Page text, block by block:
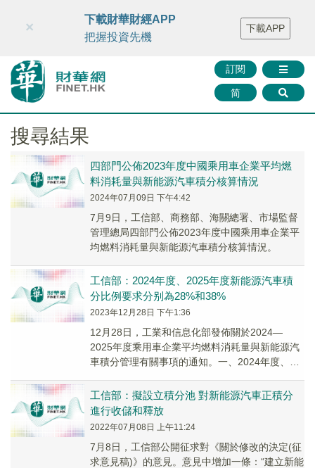
財華智庫網 FINTV FINMETA 財華證券 媒體矩陣
智庫沙龍
聯絡我們
訂閱
简
×
下載財華財經APP
把握投資先機
下載APP
搜尋結果
四部門公佈2023年度中國乘用車企業平均燃
料消耗量與新能源汽車積分核算情況
2024年07月09日 下午4:42
7月9日，工信部、商務部、海關總署、市場監督
管理總局四部門公佈2023年度中國乘用車企業平
均燃料消耗量與新能源汽車積分核算情況。
工信部：2024年度、2025年度新能源汽車積
分比例要求分别為28%和38%
2023年12月28日 下午1:36
12月28日，工業和信息化部發佈關於2024—
2025年度乘用車企業平均燃料消耗量與新能源汽
車積分管理有關事項的通知。一、2024年度、
工信部：擬設立積分池 對新能源汽車正積分
進行收儲和釋放
2022年07月08日 上午11:24
7月8日，工信部公開征求對《關於修改的決定(征
求意見稿)》的意見。意見中增加一條：“建立新能